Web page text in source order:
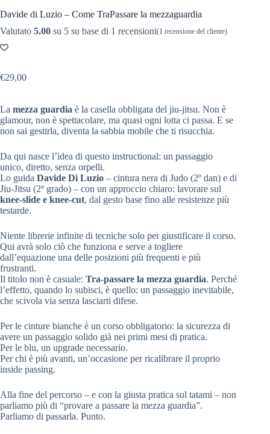
Davide di Luzio – Come TraPassare la mezzaguardia
Valutato 5.00 su 5 su base di 1 recensioni(1 recensione del cliente)
€29,00
La mezza guardia è la casella obbligata del jiu-jitsu. Non è
glamour, non è spettacolare, ma quasi ogni lotta ci passa. E se
non sai gestirla, diventa la sabbia mobile che ti risucchia.
Da qui nasce l’idea di questo instructional: un passaggio
unico, diretto, senza orpelli.
Lo guida Davide Di Luzio – cintura nera di Judo (2º dan) e di
Jiu-Jitsu (2º grado) – con un approccio chiaro: lavorare sul
knee-slide e knee-cut, dal gesto base fino alle resistenze più
testarde.
Niente librerie infinite di tecniche solo per giustificare il corso.
Qui avrà solo ciò che funziona e serve a togliere
dall’equazione una delle posizioni più frequenti e più
frustranti.
Il titolo non è casuale: Tra-passare la mezza guardia. Perché
l’effetto, quando lo subisci, è quello: un passaggio inevitabile,
che scivola via senza lasciarti difese.
Per le cinture bianche è un corso obbligatorio: la sicurezza di
avere un passaggio solido già nei primi mesi di pratica.
Per le blu, un upgrade necessario.
Per chi è più avanti, un’occasione per ricalibrare il proprio
inside passing.
Alla fine del percorso – e con la giusta pratica sul tatami – non
parliamo più di “provare a passare la mezza guardia”.
Parliamo di passarla. Punto.